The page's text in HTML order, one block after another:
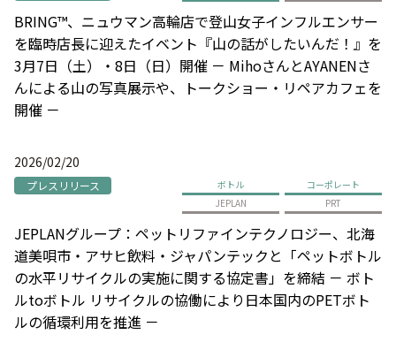
BRING™、ニュウマン高輪店で登山女子インフルエンサー
を臨時店長に迎えたイベント『山の話がしたいんだ！』を
3月7日（土）・8日（日）開催 － MihoさんとAYANENさ
んによる山の写真展示や、トークショー・リペアカフェを
開催 －
2026/02/20
プレスリリース ボトル
コーポレート
JEPLAN
PRT
JEPLANグループ：ペットリファインテクノロジー、北海
道美唄市・アサヒ飲料・ジャパンテックと「ペットボトル
の水平リサイクルの実施に関する協定書」を締結 － ボト
ルtoボトル リサイクルの協働により日本国内のPETボト
ルの循環利用を推進 －